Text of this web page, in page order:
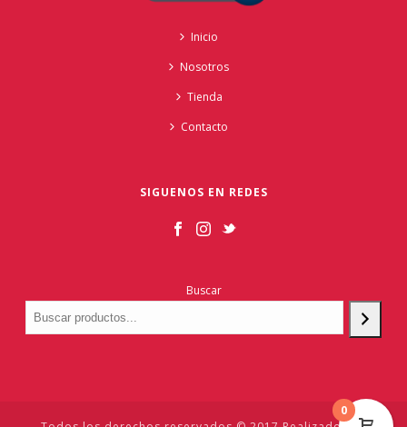
Inicio
Nosotros
Tienda
Contacto
SIGUENOS EN REDES
Buscar
0